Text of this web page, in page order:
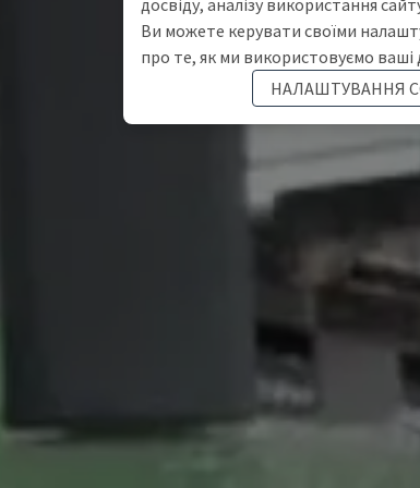
досвіду, аналізу використання
Ви можете керувати своїми
про те, як ми використовуємо ваші
НАЛАШТУВАННЯ